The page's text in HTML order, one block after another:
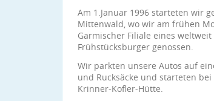
Am 1.Januar 1996 starteten wir
Mittenwald, wo wir am frühen
Garmischer Filiale eines
Frühstücksburger genossen.
Wir parkten unsere Autos auf
und Rucksäcke und starteten
Krinner-Kofler-Hütte.